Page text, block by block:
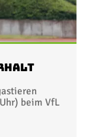
beim VfL